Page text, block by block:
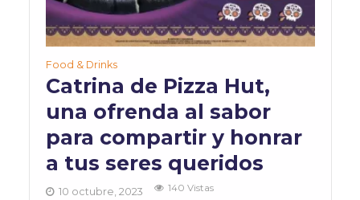
Food & Drinks
Catrina de Pizza Hut,
una ofrenda al sabor
para compartir y honrar
a tus seres queridos
10 octubre, 2023 140 Vistas